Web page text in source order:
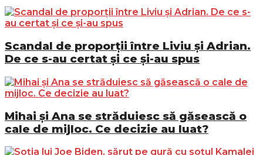
Scandal de proporții între Liviu și Adrian.
De ce s-au certat și ce și-au spus
Mihai și Ana se străduiesc să găsească o
cale de mijloc. Ce decizie au luat?